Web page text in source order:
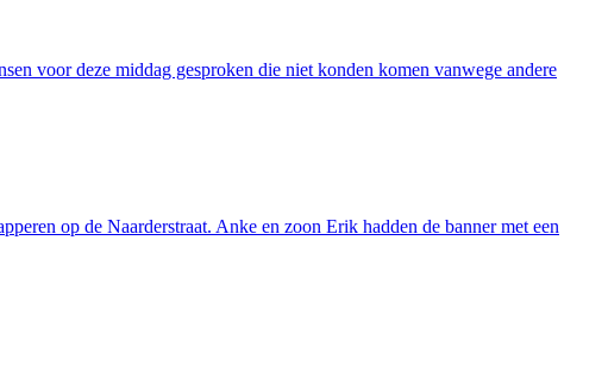
voor deze middag gesproken die niet konden komen vanwege andere
op de Naarderstraat. Anke en zoon Erik hadden de banner met een